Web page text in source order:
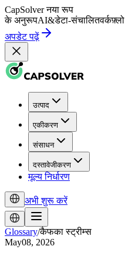
CapSolver नया रूप
के अनुरूपAI&डेटा-संचालितवर्कफ़्लो
अपडेट पढ़ें
उत्पाद
एकीकरण
संसाधन
दस्तावेजीकरण
मूल्य निर्धारण
अभी शुरू करें
Glossary/कैफका स्ट्रीम्स
May08, 2026